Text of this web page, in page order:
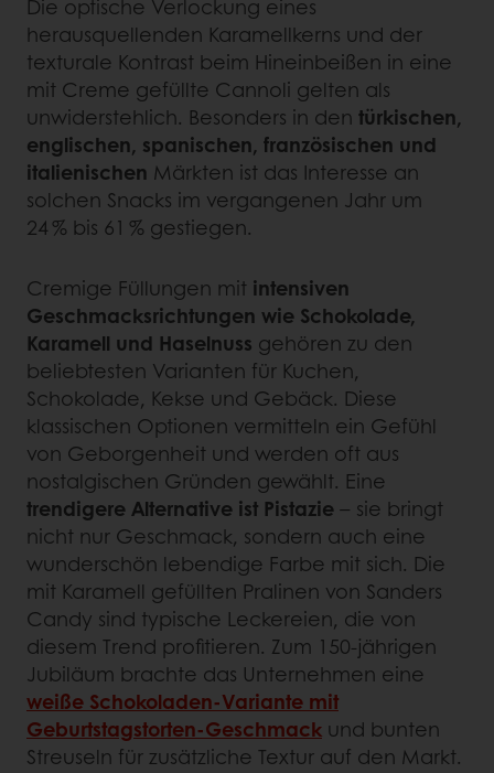
Die optische Verlockung eines
herausquellenden Karamellkerns und der
texturale Kontrast beim Hineinbeißen in eine
mit Creme gefüllte Cannoli gelten als
unwiderstehlich. Besonders in den türkischen,
englischen, spanischen, französischen und
italienischen Märkten ist das Interesse an
solchen Snacks im vergangenen Jahr um
24 % bis 61 % gestiegen.
Cremige Füllungen mit intensiven
Geschmacksrichtungen wie Schokolade,
Karamell und Haselnuss gehören zu den
beliebtesten Varianten für Kuchen,
Schokolade, Kekse und Gebäck. Diese
klassischen Optionen vermitteln ein Gefühl
von Geborgenheit und werden oft aus
nostalgischen Gründen gewählt. Eine
trendigere Alternative ist Pistazie– sie bringt
nicht nur Geschmack, sondern auch eine
wunderschön lebendige Farbe mit sich. Die
mit Karamell gefüllten Pralinen von Sanders
Candy sind typische Leckereien, die von
diesem Trend profitieren. Zum 150-jährigen
Jubiläum brachte das Unternehmen eine
weiße Schokoladen-Variante mit
Geburtstagstorten-Geschmack und bunten
Streuseln für zusätzliche Textur auf den Markt.